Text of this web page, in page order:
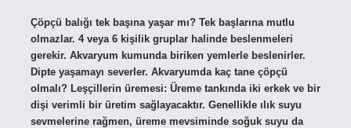
Çöpçü balığı tek başına yaşar mı? Tek başlarına mutlu
olmazlar. 4 veya 6 kişilik gruplar halinde beslenmeleri
gerekir. Akvaryum kumunda biriken yemlerle beslenirler.
Dipte yaşamayı severler. Akvaryumda kaç tane çöpçü
olmalı? Leşçillerin üremesi: Üreme tankında iki erkek ve bir
dişi verimli bir üretim sağlayacaktır. Genellikle ılık suyu
sevmelerine rağmen, üreme mevsiminde soğuk suyu da